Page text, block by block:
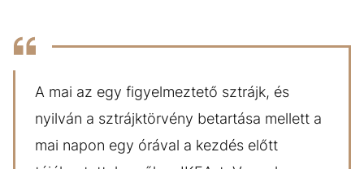
A mai az egy figyelmeztető sztrájk, és
nyilván a sztrájktörvény betartása mellett a
mai napon egy órával a kezdés előtt